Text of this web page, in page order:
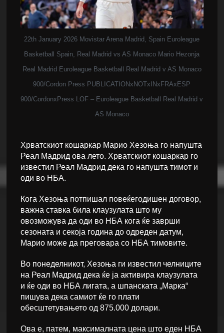
22th January 2026 Movistar Arena Madrid, Spain Euroleague
Basketball Spain, Real Madrid vs AS Monaco Mario Hezonja
Real Madrid Euroleague Basketball Real Madrid v AS Monaco
900/Cordon Press PUBLICATIONxNOTxINxFRAxESP
900/CordonxPress LOF – Euroleague Basketball Real Madrid v
AS Monaco
Хрватскиот кошаркар Марио Хезоња го напушта
Реал Мадрид ова лето. Хрватскиот кошаркар го
известил Реал Мадрид дека го напушта тимот и
оди во НБА.
Кога Хезоња потпишал повеќегодишен договор,
важна ставка била клаузулата што му
овозможува да оди во НБА кога ќе заврши
сезоната и секоја година до одреден датум,
Марио може да преговара со НБА тимовите.
Во понеделникот, Хезоња ги известил челниците
на Реал Мадрид дека ќе ја активира клаузулата
и ќе оди во НБА лигата, а шпанската „Марка“
пишува дека самиот ќе го плати
обесштетувањето од 875.000 долари.
Ова е, патем, максималната цена што еден НБА